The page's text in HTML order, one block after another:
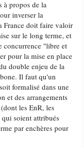
à propos de la
inverser la
France doit faire valoir
sur le long terme, et
concurrence "libre et
pour la mise en place
double enjeu de la
Il faut qu'un
formalisé dans une
et des arrangements
les EnR, les
soient attribués
par enchères pour